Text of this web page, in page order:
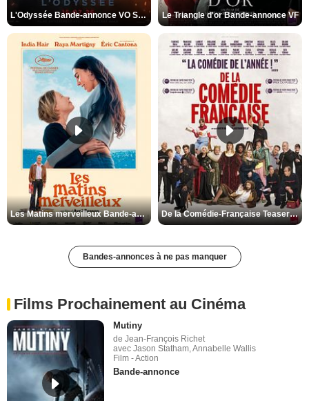
L'Odyssée Bande-annonce VO STFR Le Triangle d'or Bande-annonce VF
Les Matins merveilleux Bande-annonce VF De la Comédie-Française Teaser VF
Bandes-annonces à ne pas manquer
Films Prochainement au Cinéma
Mutiny
de Jean-François Richet
avec Jason Statham, Annabelle Wallis
Film - Action
Bande-annonce